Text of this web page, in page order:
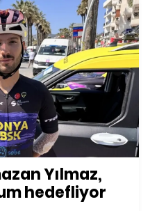
Yılmaz,
hedefliyor